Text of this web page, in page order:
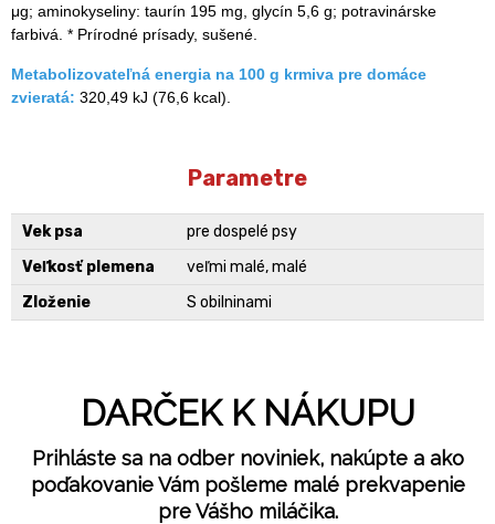
μg; aminokyseliny: taurín 195 mg, glycín 5,6 g; potravinárske
farbivá. * Prírodné prísady, sušené.
Metabolizovateľná energia na 100 g krmiva pre domáce
zvieratá: 320,49 kJ (76,6 kcal).
Parametre
Vek psa
pre dospelé psy
Veľkosť plemena
veľmi malé, malé
Zloženie
S obilninami
DARČEK K NÁKUPU
Prihláste sa na odber noviniek, nakúpte a ako
poďakovanie Vám pošleme malé prekvapenie
pre Vášho miláčika.